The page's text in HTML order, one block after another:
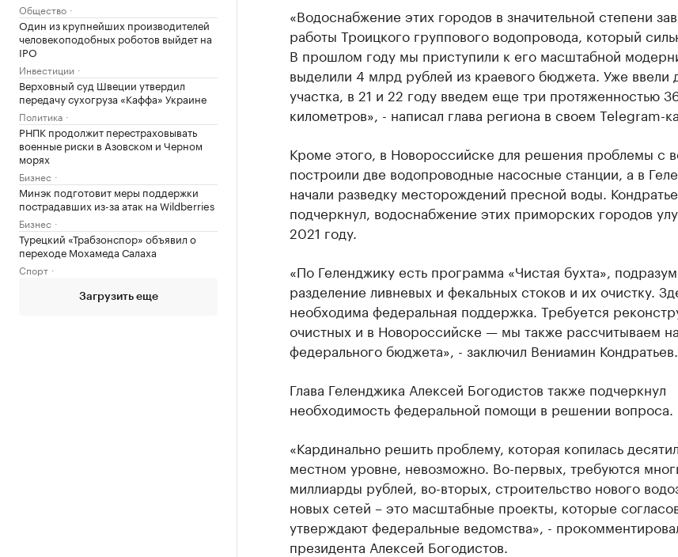
Общество
Один из крупнейших производителей
человекоподобных роботов выйдет на
IPO
Инвестиции
Верховный суд Швеции утвердил
передачу сухогруза «Каффа» Украине
Политика
РНПК продолжит перестраховывать
военные риски в Азовском и Черном
морях
Бизнес
Минэк подготовит меры поддержки
пострадавших из-за атак на Wildberries
Бизнес
Турецкий «Трабзонспор» объявил о
переходе Мохамеда Салаха
Спорт
Загрузить еще
«Водоснабжение этих городов в значительной степени
работы Троицкого группового водопровода, который
В прошлом году мы приступили к его масштабной
выделили 4 млрд рублей из краевого бюджета. Уже ввели
участка, в 21 и 22 году введем еще три протяженностью
километров», - написал глава региона в своем Telegram-
Кроме этого, в Новороссийске для решения проблемы с
построили две водопроводные насосные станции, а в
начали разведку месторождений пресной воды.
подчеркнул, водоснабжение этих приморских городов
2021 году.
«По Геленджику есть программа «Чистая бухта»,
разделение ливневых и фекальных стоков и их очистку.
необходима федеральная поддержка. Требуется
очистных и в Новороссийске — мы также рассчитываем
федерального бюджета», - заключил Вениамин Кондратьев.
Глава Геленджика Алексей Богодистов также подчеркнул
необходимость федеральной помощи в решении вопроса.
«Кардинально решить проблему, которая копилась
местном уровне, невозможно. Во-первых, требуются
миллиарды рублей, во-вторых, строительство нового
новых сетей – это масштабные проекты, которые
утверждают федеральные ведомства», -
президента Алексей Богодистов.